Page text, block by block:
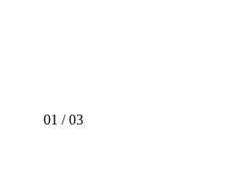
01 / 03